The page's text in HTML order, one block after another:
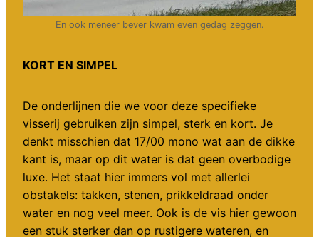
En ook meneer bever kwam even gedag zeggen.
KORT EN SIMPEL
De onderlijnen die we voor deze specifieke
visserij gebruiken zijn simpel, sterk en kort. Je
denkt misschien dat 17/00 mono wat aan de dikke
kant is, maar op dit water is dat geen overbodige
luxe. Het staat hier immers vol met allerlei
obstakels: takken, stenen, prikkeldraad onder
water en nog veel meer. Ook is de vis hier gewoon
een stuk sterker dan op rustigere wateren, en